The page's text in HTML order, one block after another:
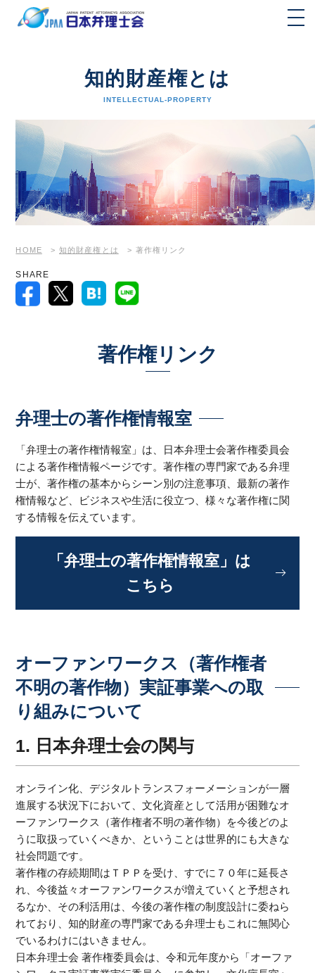
知的財産権とは
INTELLECTUAL-PROPERTY
HOME > 知的財産権とは > 著作権リンク
SHARE
著作権リンク
弁理士の著作権情報室
「弁理士の著作権情報室」は、日本弁理士会著作権委員会
による著作権情報ページです。著作権の専門家である弁理
士が、著作権の基本からシーン別の注意事項、最新の著作
権情報など、ビジネスや生活に役立つ、様々な著作権に関
する情報を伝えています。
「弁理士の著作権情報室」は
こちら
オーファンワークス（著作権者
不明の著作物）実証事業への取
り組みについて
1. 日本弁理士会の関与
オンライン化、デジタルトランスフォーメーションが一層
進展する状況下において、文化資産として活用が困難なオ
ーファンワークス（著作権者不明の著作物）を今後どのよ
うに取扱っていくべきか、ということは世界的にも大きな
社会問題です。
著作権の存続期間はＴＰＰを受け、すでに７０年に延長さ
れ、今後益々オーファンワークスが増えていくと予想され
るなか、その利活用は、今後の著作権の制度設計に委ねら
れており、知的財産の専門家である弁理士もこれに無関心
でいるわけにはいきません。
日本弁理士会 著作権委員会は、令和元年度から「オーファ